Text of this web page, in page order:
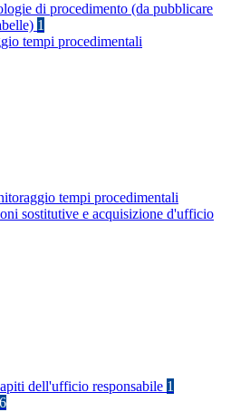
di procedimento (da pubblicare
1
tempi procedimentali
tempi procedimentali
sostitutive e acquisizione d'ufficio
dell'ufficio responsabile 1